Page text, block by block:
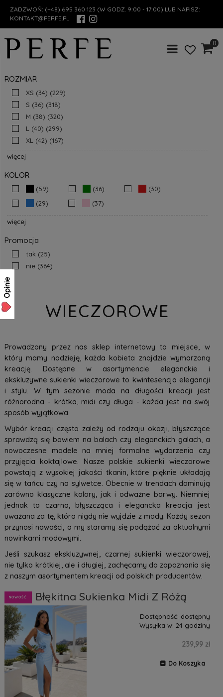
ZADZWOŃ: (+48) 695 360 123 (W GODZ. 9:00 - 17:00) LUB NAPISZ:
KONTAKT@PERFE.PL
0
ROZMIAR
XS (34) (229)
S (36) (318)
M (38) (320)
L (40) (299)
XL (42) (167)
więcej
KOLOR
(59) (36)
(30)
(29)
(37)
więcej
Promocja
tak (25)
nie (364)
WIECZOROWE
Prowadzony przez nas sklep internetowy to miejsce, w
który mamy nadzieję, każda kobieta znajdzie wymarzoną
kreację. Dostępne w asortymencie eleganckie i
ekskluzywne sukienki wieczorowe to kwintesencja elegancji
i stylu. W tym sezonie moda na długości kreacji jest
różnorodna - krótka, midi czy długa - każda jest na swój
sposób wyjątkowa.
Wybór kreacji często zależy od rodzaju okazji, błyszczące
sprawdzą się bowiem na balach czy eleganckich galach, a
nowoczesne modele na mniej formalne wydarzenia czy
przyjęcia koktajlowe. Nasze polskie sukienki wieczorowe
powstają z wysokiej jakości tkanin, które pięknie układają
się w tańcu czy na sylwetce. Obecnie w trendach dominują
zarówno klasyczne kolory, jak i odważne barwy. Niemniej
jednak to czarna, błyszcząca i elegancka kreacja jest
uważana za tę, która nigdy nie wyjdzie z mody. Każdy sezon
przynosi nowości, a my staramy się podążać za aktualnymi
nowinkami modowymi.
Jeśli szukasz ekskluzywnej, czarnej sukienki wieczorowej,
nie tylko krótkiej, ale i długiej, zachęcamy do zapoznania się
z naszym asortymentem kreacji od polskich producentów.
Linda Błękitna Sukienka Midi Z Różą
Dostępność: dostępny
Wysyłka w: 24 godziny
239,99 zł
Do Koszyka
NOWOŚĆ
Opinie